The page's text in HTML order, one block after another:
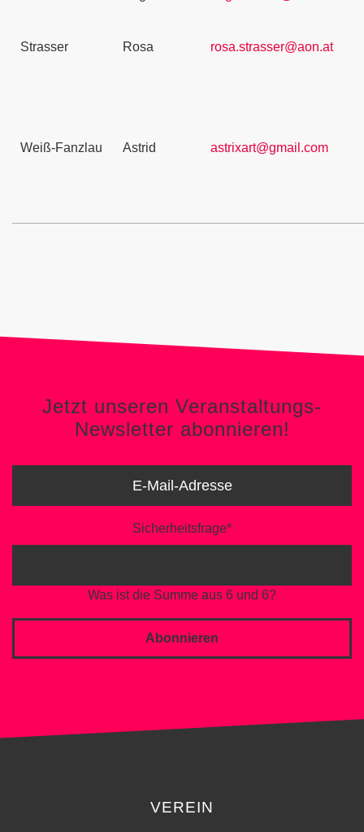
Strasser Rosa rosa.strasser@aon.at
Weiß-Fanzlau Astrid astrixart@gmail.com
Jetzt unseren Veranstaltungs-
Newsletter abonnieren!
Sicherheitsfrage*
Was ist die Summe aus 6 und 6?
Abonnieren
VEREIN